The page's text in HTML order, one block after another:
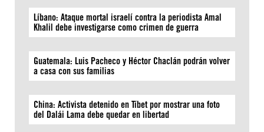
Líbano: Ataque mortal israelí contra la periodista Amal
Khalil debe investigarse como crimen de guerra
Guatemala: Luis Pacheco y Héctor Chaclán podrán volver
a casa con sus familias
China: Activista detenido en Tíbet por mostrar una foto
del Dalái Lama debe quedar en libertad